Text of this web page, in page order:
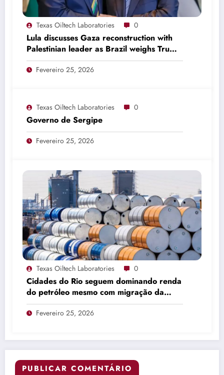
Texas Oiltech Laboratories 0
Lula discusses Gaza reconstruction with
Palestinian leader as Brazil weighs Trump
invitation
Fevereiro 25, 2026
Texas Oiltech Laboratories 0
Governo de Sergipe
Fevereiro 25, 2026
Texas Oiltech Laboratories 0
Cidades do Rio seguem dominando renda
do petróleo mesmo com migração da
produção
Fevereiro 25, 2026
PUBLICAR COMENTÁRIO